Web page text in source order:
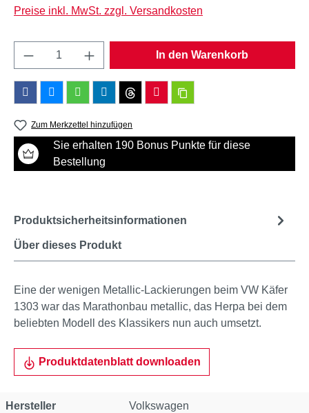
Preise inkl. MwSt. zzgl. Versandkosten
Produkt Anzahl: Gib den gewünschten
In den Warenkorb
Zum Merkzettel hinzufügen
Sie erhalten 190 Bonus Punkte für diese
Bestellung
Über dieses Produkt
Produktsicherheitsinformationen
Eine der wenigen Metallic-Lackierungen beim VW Käfer
1303 war das Marathonbau metallic, das Herpa bei dem
beliebten Modell des Klassikers nun auch umsetzt.
Produktdatenblatt downloaden
Eigenschaft
Hersteller Volkswagen